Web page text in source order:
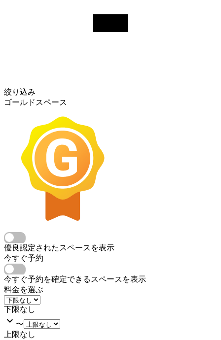
絞り込み
ゴールドスペース
優良認定されたスペースを表示
今すぐ予約
今すぐ予約を確定できるスペースを表示
料金を選ぶ
下限なし
〜
上限なし